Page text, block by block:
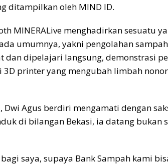
ditampilkan oleh MIND ID.
MINERALive menghadirkan sesuatu
umumnya, yakni pengolahan
dan dipelajari langsung, demonstrasi
3D printer yang mengubah limbah
Agus berdiri mengamati dengan
di bilangan Bekasi, ia datang bukan
saya, supaya Bank Sampah kami